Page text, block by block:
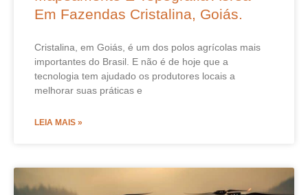
Em Fazendas Cristalina, Goiás.
Cristalina, em Goiás, é um dos polos agrícolas mais
importantes do Brasil. E não é de hoje que a
tecnologia tem ajudado os produtores locais a
melhorar suas práticas e
LEIA MAIS »